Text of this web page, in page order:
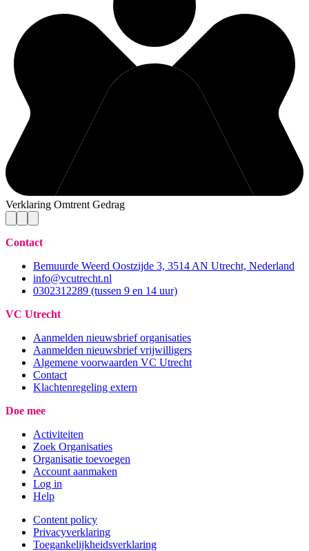
Verklaring Omtrent Gedrag
Contact
Bemuurde Weerd Oostzijde 3, 3514 AN Utrecht, Nederland
info@vcutrecht.nl
0302312289 (tussen 9 en 14 uur)
VC Utrecht
Aanmelden nieuwsbrief organisaties
Aanmelden nieuwsbrief vrijwilligers
Algemene voorwaarden VC Utrecht
Contact
Klachtenregeling extern
Doe mee
Activiteiten
Zoek Organisaties
Organisatie toevoegen
Account aanmaken
Log in
Help
Content policy
Privacyverklaring
Toegankelijkheidsverklaring